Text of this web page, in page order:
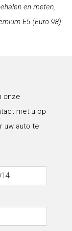
en meten,
E5 (Euro 98)
onze
met u op
uw auto te